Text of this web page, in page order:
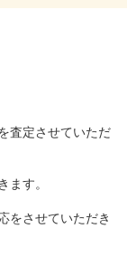
査定させていただ
ます。
をさせていただき